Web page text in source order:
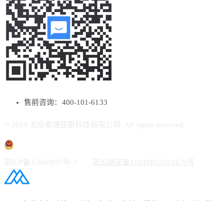
售前咨询：400-101-6133